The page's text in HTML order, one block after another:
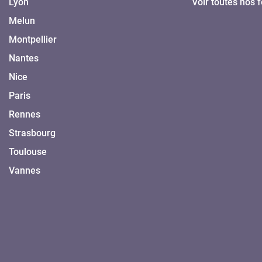
Melun
Montpellier
Nantes
Nice
Paris
Rennes
Strasbourg
Toulouse
Vannes